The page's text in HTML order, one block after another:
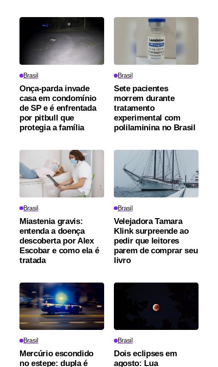
Brasil
Onça-parda invade
casa em condomínio
de SP e é enfrentada
por pitbull que
protegia a família
Brasil
Sete pacientes
morrem durante
tratamento
experimental com
polilaminina no Brasil
Brasil
Miastenia gravis:
entenda a doença
descoberta por Alex
Escobar e como ela é
tratada
Brasil
Velejadora Tamara
Klink surpreende ao
pedir que leitores
parem de comprar seu
livro
Brasil
Mercúrio escondido
no estepe: dupla é
Brasil
Dois eclipses em
agosto: Lua